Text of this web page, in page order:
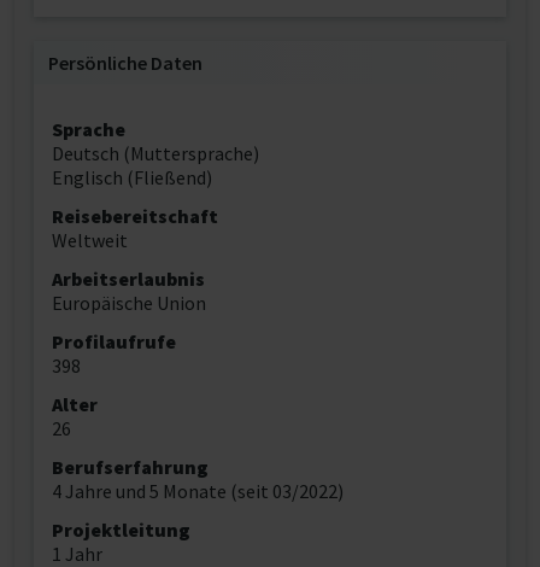
Persönliche Daten
Sprache
Deutsch (Muttersprache)
Englisch (Fließend)
Reisebereitschaft
Weltweit
Arbeitserlaubnis
Europäische Union
Profilaufrufe
398
Alter
26
Berufserfahrung
4 Jahre und 5 Monate (seit 03/2022)
Projektleitung
1 Jahr